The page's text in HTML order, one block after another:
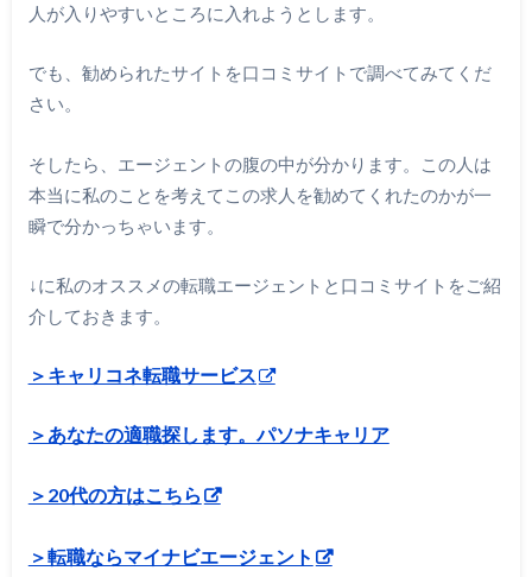
人が入りやすいところに入れようとします。
でも、勧められたサイトを口コミサイトで調べてみてくだ
さい。
そしたら、エージェントの腹の中が分かります。この人は
本当に私のことを考えてこの求人を勧めてくれたのかが一
瞬で分かっちゃいます。
↓に私のオススメの転職エージェントと口コミサイトをご紹
介しておきます。
＞キャリコネ転職サービス
＞あなたの適職探します。パソナキャリア
＞20代の方はこちら
＞転職ならマイナビエージェント